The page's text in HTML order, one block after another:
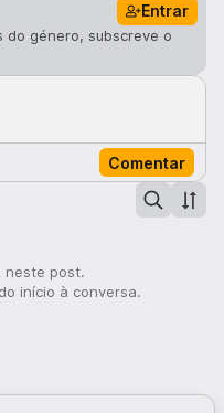
Entrar
do género, subscreve o
Comentar
neste post.
início à conversa.